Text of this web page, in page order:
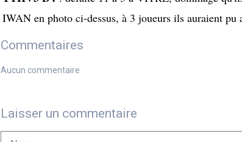
IWAN en photo ci-dessus, à 3 joueurs ils auraient pu
Commentaires
Aucun commentaire
Laisser un commentaire